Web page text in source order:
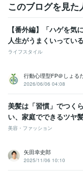
このブログを見た
【番外編】「ハゲを気
人生がうまくいってい
ライフスタイル
行動心理型FP＠しょる
2026/06/06 04:08
美髪は「習慣」でつく
い、家庭でできるツヤ
美容・ファッション
矢田幸史郎
2025/11/06 10:10